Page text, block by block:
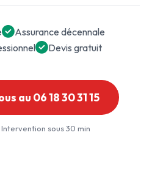
Assurance décennale
Devis gratuit
au 06 18 30 31 15
Intervention sous 30 min